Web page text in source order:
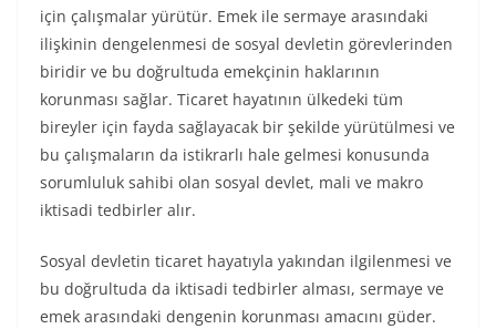
için çalışmalar yürütür. Emek ile sermaye arasındaki
ilişkinin dengelenmesi de sosyal devletin görevlerinden
biridir ve bu doğrultuda emekçinin haklarının
korunması sağlar. Ticaret hayatının ülkedeki tüm
bireyler için fayda sağlayacak bir şekilde yürütülmesi ve
bu çalışmaların da istikrarlı hale gelmesi konusunda
sorumluluk sahibi olan sosyal devlet, mali ve makro
iktisadi tedbirler alır.
Sosyal devletin ticaret hayatıyla yakından ilgilenmesi ve
bu doğrultuda da iktisadi tedbirler alması, sermaye ve
emek arasındaki dengenin korunması amacını güder.